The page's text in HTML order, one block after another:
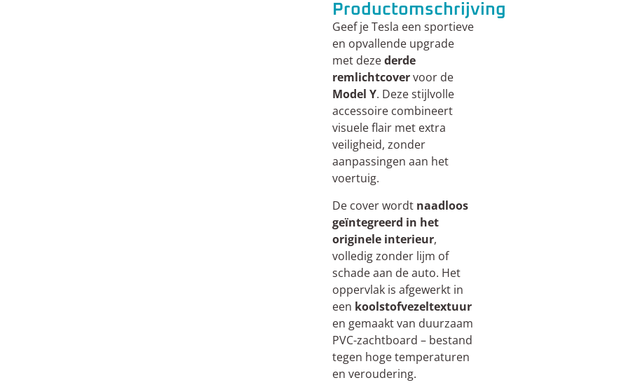
Productomschrijving
Geef je Tesla een sportieve
en opvallende upgrade
met dezederde
remlichtcovervoor de
Model Y. Deze stijlvolle
accessoire combineert
visuele flair met extra
veiligheid, zonder
aanpassingen aan het
voertuig.
De cover wordt naadloos
geïntegreerd in het
originele interieur,
volledig zonder lijm of
schade aan de auto. Het
oppervlak is afgewerkt in
een koolstofvezeltextuur
en gemaakt van duurzaam
PVC-zachtboard – bestand
tegen hoge temperaturen
en veroudering.